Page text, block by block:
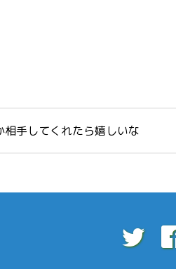
手してくれたら嬉しいな